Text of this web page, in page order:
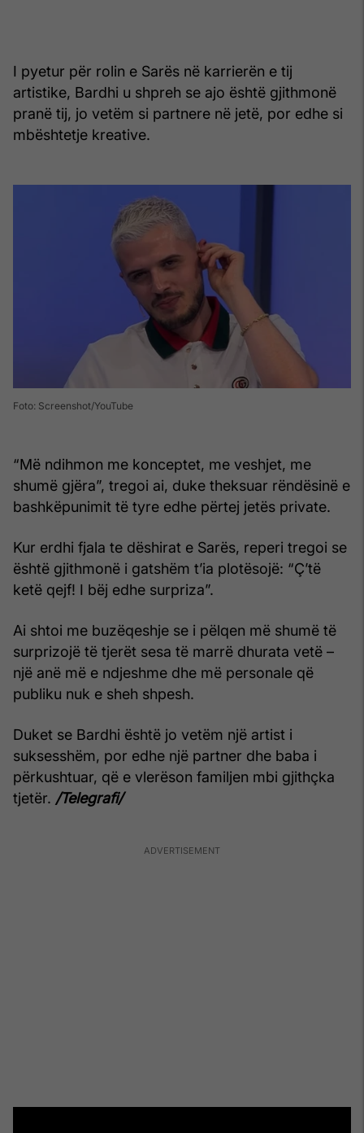
I pyetur për rolin e Sarës në karrierën e tij
artistike, Bardhi u shpreh se ajo është gjithmonë
pranë tij, jo vetëm si partnere në jetë, por edhe si
mbështetje kreative.
Foto: Screenshot/YouTube
“Më ndihmon me konceptet, me veshjet, me
shumë gjëra”, tregoi ai, duke theksuar rëndësinë e
bashkëpunimit të tyre edhe përtej jetës private.
Kur erdhi fjala te dëshirat e Sarës, reperi tregoi se
është gjithmonë i gatshëm t’ia plotësojë: “Ç’të
ketë qejf! I bëj edhe surpriza”.
Ai shtoi me buzëqeshje se i pëlqen më shumë të
surprizojë të tjerët sesa të marrë dhurata vetë –
një anë më e ndjeshme dhe më personale që
publiku nuk e sheh shpesh.
Duket se Bardhi është jo vetëm një artist i
suksesshëm, por edhe një partner dhe baba i
përkushtuar, që e vlerëson familjen mbi gjithçka
tjetër. /Telegrafi/